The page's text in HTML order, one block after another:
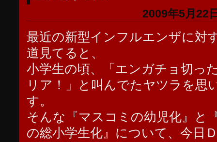
2009年5月22
最近の新型インフルエンザに対
道見てると、
小学生の頃、「エンガチョ切っ
リア！」と叫んでたヤツラを思
す。
そんな『マスコミの幼児化』と
の総小学生化』について、今日